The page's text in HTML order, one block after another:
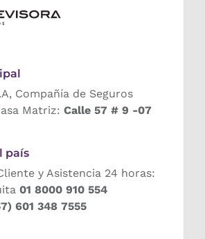
Compañía de Seguros
Matriz: Calle 57 # 9 -07
país
y Asistencia 24 horas:
01 8000 910 554
601 348 7555